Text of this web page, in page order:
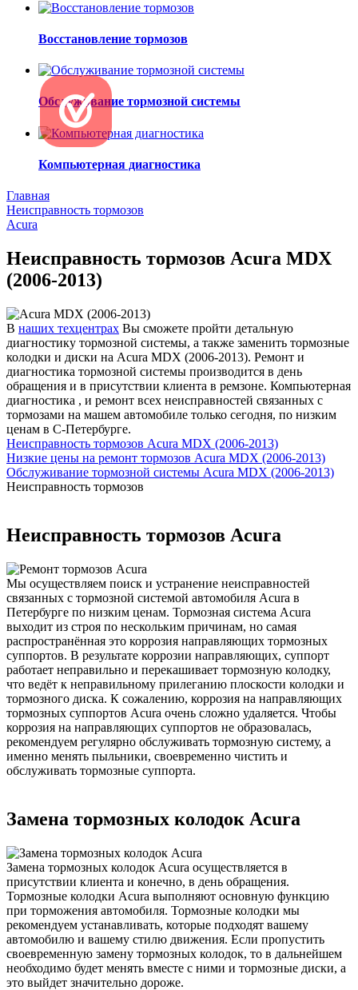
Восстановление тормозов
Обслуживание тормозной системы
Компьютерная диагностика
Главная
Неисправность тормозов
Acura
Неисправность тормозов Acura MDX
(2006-2013)
В наших техцентрах Вы сможете пройти детальную
диагностику тормозной системы, а также заменить тормозные
колодки и диски на Acura MDX (2006-2013). Ремонт и
диагностика тормозной системы производится в день
обращения и в присутствии клиента в ремзоне. Компьютерная
диагностика , и ремонт всех неисправностей связанных с
тормозами на машем автомобиле только сегодня, по низким
ценам в С-Петербурге.
Неисправность тормозов Acura MDX (2006-2013)
Низкие цены на ремонт тормозов Acura MDX (2006-2013)
Обслуживание тормозной системы Acura MDX (2006-2013)
Неисправность тормозов
Неисправность тормозов Acura
Мы осуществляем поиск и устранение неисправностей
связанных с тормозной системой автомобиля Acura в
Петербурге по низким ценам. Тормозная система Acura
выходит из строя по нескольким причинам, но самая
распространённая это коррозия направляющих тормозных
суппортов. В результате коррозии направляющих, суппорт
работает неправильно и перекашивает тормозную колодку,
что ведёт к неправильному прилеганию плоскости колодки и
тормозного диска. К сожалению, коррозия на направляющих
тормозных суппортов Acura очень сложно удаляется. Чтобы
коррозия на направляющих суппортов не образовалась,
рекомендуем регулярно обслуживать тормозную систему, а
именно менять пыльники, своевременно чистить и
обслуживать тормозные суппорта.
Замена тормозных колодок Acura
Замена тормозных колодок Acura осуществляется в
присутствии клиента и конечно, в день обращения.
Тормозные колодки Acura выполняют основную функцию
при торможения автомобиля. Тормозные колодки мы
рекомендуем устанавливать, которые подходят вашему
автомобилю и вашему стилю движения. Если пропустить
своевременную замену тормозных колодок, то в дальнейшем
необходимо будет менять вместе с ними и тормозные диски, а
это выйдет значительно дороже.